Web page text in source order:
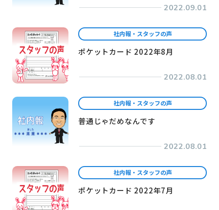
2022.09.01
社内報・スタッフの声
ポケットカード 2022年8月
2022.08.01
社内報・スタッフの声
普通じゃだめなんです
2022.08.01
社内報・スタッフの声
ポケットカード 2022年7月